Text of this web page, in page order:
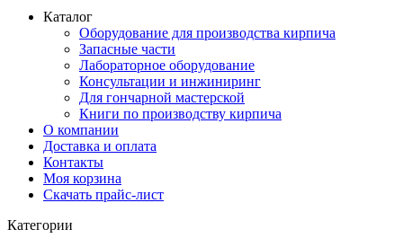
Каталог
Оборудование для производства кирпича
Запасные части
Лабораторное оборудование
Консультации и инжиниринг
Для гончарной мастерской
Книги по производству кирпича
О компании
Доставка и оплата
Контакты
Моя корзина
Скачать прайс-лист
Категории